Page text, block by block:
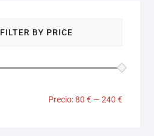
FILTER BY PRICE
Precio:80 € —240 €